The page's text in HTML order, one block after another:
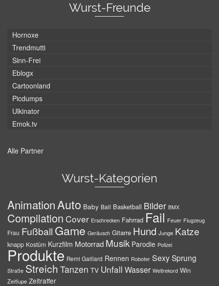
Wurst-Freunde
Hornoxe
Trendmutti
Sinn-Frei
Eblogx
Cartoonland
Picdumps
Ulkinator
Emok.tv
Alle Partner
Wurst-Kategorien
AnimationAuto Baby Ball Basketball Bilder BMX
Compilation Cover Erschrecken Fahrrad Fail Feuer Flugzeug
Frau Fußball Game Geräusch Gitarre Hund Junge Katze
knapp Kostüm Kurzfilm Motorrad Musik Parodie Polizei
Produkte Remi Gaillard Rennen Roboter SexySprung
Straße Streich Tanzen TV Unfall Wasser Weltrekord Win
Zeitlupe Zeitraffer